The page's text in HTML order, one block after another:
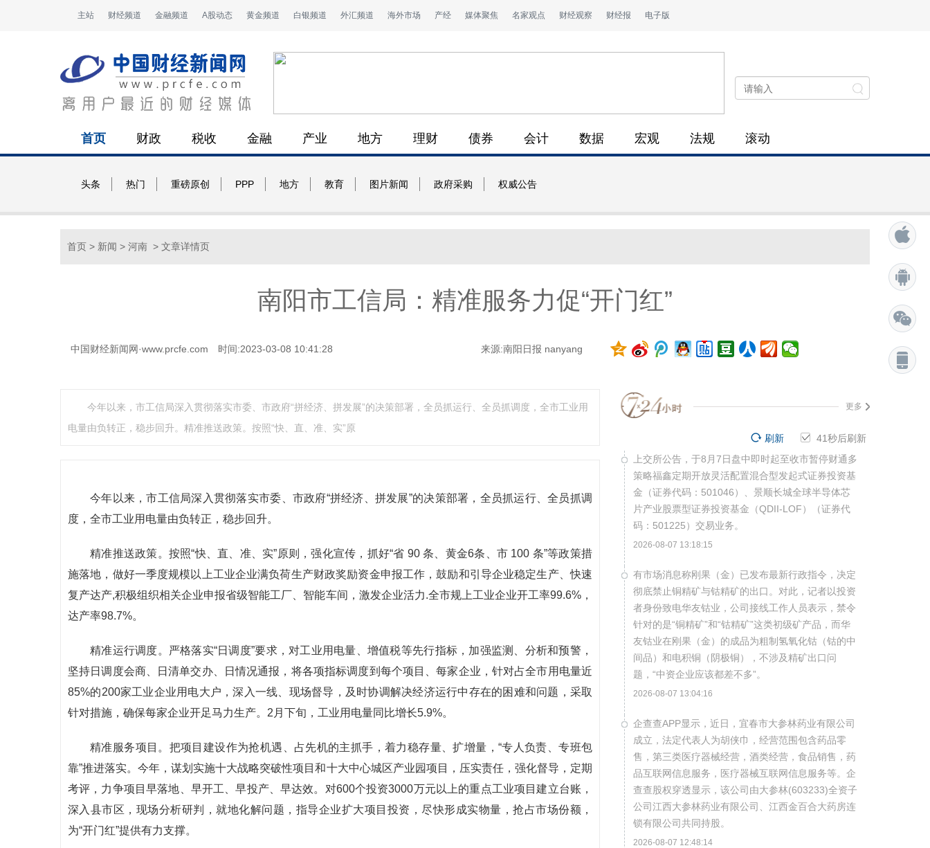
主站 财经频道 金融频道 A股动态 黄金频道 白银频道 外汇频道 海外市场 产经 媒体聚焦 名家观点 财经观察 财经报 电子版
首页 财政 税收 金融 产业 地方 理财 债券 会计 数据 宏观 法规 滚动
头条 热门 重磅原创 PPP 地方 教育 图片新闻 政府采购 权威公告
首页 > 新闻 > 河南 > 文章详情页
南阳市工信局：精准服务力促“开门红”
中国财经新闻网·www.prcfe.com 时间:2023-03-08 10:41:28 来源:南阳日报 nanyang
今年以来，市工信局深入贯彻落实市委、市政府“拼经济、拼发展”的决策部署，全员抓运行、全员抓调度，全市工业用
电量由负转正，稳步回升。精准推送政策。按照“快、直、准、实”原
今年以来，市工信局深入贯彻落实市委、市政府“拼经济、拼发展”的决策部署，全员抓运行、全员抓调
度，全市工业用电量由负转正，稳步回升。
精准推送政策。按照“快、直、准、实”原则，强化宣传，抓好“省 90 条、黄金6条、市 100 条”等政策措
施落地，做好一季度规模以上工业企业满负荷生产财政奖励资金申报工作，鼓励和引导企业稳定生产、快速
复产达产,积极组织相关企业申报省级智能工厂、智能车间，激发企业活力.全市规上工业企业开工率99.6%，
达产率98.7%。
精准运行调度。严格落实“日调度”要求，对工业用电量、增值税等先行指标，加强监测、分析和预警，
坚持日调度会商、日清单交办、日情况通报，将各项指标调度到每个项目、每家企业，针对占全市用电量近
85%的200家工业企业用电大户，深入一线、现场督导，及时协调解决经济运行中存在的困难和问题，采取
针对措施，确保每家企业开足马力生产。2月下旬，工业用电量同比增长5.9%。
精准服务项目。把项目建设作为抢机遇、占先机的主抓手，着力稳存量、扩增量，“专人负责、专班包
靠”推进落实。今年，谋划实施十大战略突破性项目和十大中心城区产业园项目，压实责任，强化督导，定期
考评，力争项目早落地、早开工、早投产、早达效。对600个投资3000万元以上的重点工业项目建立台账，
深入县市区，现场分析研判，就地化解问题，指导企业扩大项目投资，尽快形成实物量，抢占市场份额，
为“开门红”提供有力支撑。
更多
40秒后刷新
刷新
上交所公告，于8月7日盘中即时起至收市暂停财通多
策略福鑫定期开放灵活配置混合型发起式证券投资基
金（证券代码：501046）、景顺长城全球半导体芯
片产业股票型证券投资基金（QDII-LOF）（证券代
码：501225）交易业务。
2026-08-07 13:18:15
有市场消息称刚果（金）已发布最新行政指令，决定
彻底禁止铜精矿与钴精矿的出口。对此，记者以投资
者身份致电华友钴业，公司接线工作人员表示，禁令
针对的是“铜精矿”和“钴精矿”这类初级矿产品，而华
友钴业在刚果（金）的成品为粗制氢氧化钴（钴的中
间品）和电积铜（阴极铜），不涉及精矿出口问
题，“中资企业应该都差不多”。
2026-08-07 13:04:16
企查查APP显示，近日，宜春市大参林药业有限公司
成立，法定代表人为胡侠巾，经营范围包含药品零
售，第三类医疗器械经营，酒类经营，食品销售，药
品互联网信息服务，医疗器械互联网信息服务等。企
查查股权穿透显示，该公司由大参林(603233)全资子
公司江西大参林药业有限公司、江西金百合大药房连
锁有限公司共同持股。
2026-08-07 12:48:14